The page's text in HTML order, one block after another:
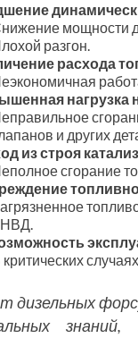
мощности
разгон.
расхода
нагрузка
и других
из строя
сгорание
критических
дизельных